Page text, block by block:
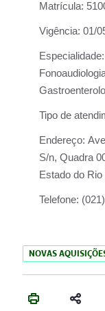
Matrícula:
Vigência: 01/
Especialidade:
Tipo de
Endereço:
S/n, Quadra
Estado do
Telefone:
NOVAS